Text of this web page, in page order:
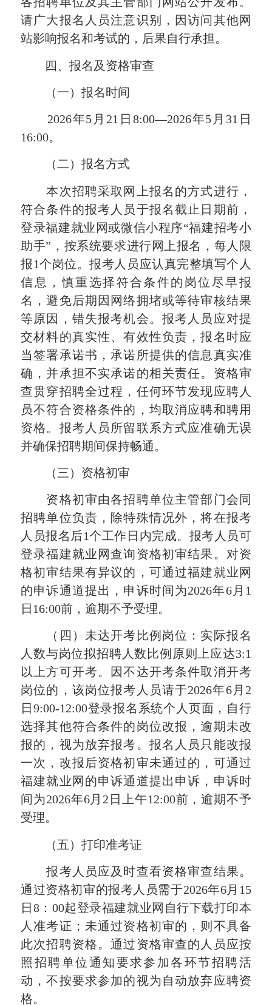
请广大报名人员注意识别，因访问其他网
站影响报名和考试的，后果自行承担。
四、报名及资格审查
（一）报名时间
2026年5月21日8:00—2026年5月31日
16:00。
（二）报名方式
本次招聘采取网上报名的方式进行，
符合条件的报考人员于报名截止 日期前，
登录福建就业网或微信小程序“福建招考小
助手”，按系统要求进行网上报名，每人限
报1个岗位。报考人员应认真完整填写个人
信息，慎重选择符合条件的岗位尽早报
名，避免后期因网络拥堵或等待审核结果
等原因，错失报考机会。报考人员应对提
交材料的真实性、有效性负责，报名时应
当签署承诺书，承诺所提供的信息真实准
确，并承担不实承诺的相关责任。资格审
查贯穿招聘全过程，任何环节发现应聘人
员不符合资格条件的，均取消应聘和聘用
资格。报考人员所留联系方式应准确无误
并确保招聘期间保持畅通。
（三）资格初审
资格初审由各招聘单位主管部门会同
招聘单位负责，除特殊情况外，将在报考
人员报名后1个工作日内完成。报考人员可
登录福建就业网查询资格初审结果。对资
格初审结果有异议的，可通过福建就业网
的申诉通道提出，申诉时间为2026年6月1
日16:00前，逾期不予受理。
（四）未达开考比例岗位：实际报名
人数与岗位拟招聘人数比例原则上应达3:1
以上方可开考。因不达开考条件取消开考
岗位的，该岗位报考人员请于2026年6月2
日9:00-12:00登录报名系统个人页面，自行
选择其他符合条件的岗位改报，逾期未改
报的，视为放弃报考。报名人员只能改报
一次，改报后资格初审未通过的，可通过
福建就业网的申诉通道提出申诉，申诉时
间为2026年6月2日上午12:00前，逾期不予
受理。
（五）打印准考证
报考人员应及时查看资格审查结果。
通过资格初审的报考人员需于2026年6月15
日8：00起登录福建就业网自行下载打印本
人准考证；未通过资格初审的，则不具备
此次招聘资格。通过资格审查的人员应按
照招聘单位通知要求参加各环节招聘活
动，不按要求参加的视为自动放弃应聘资
格。